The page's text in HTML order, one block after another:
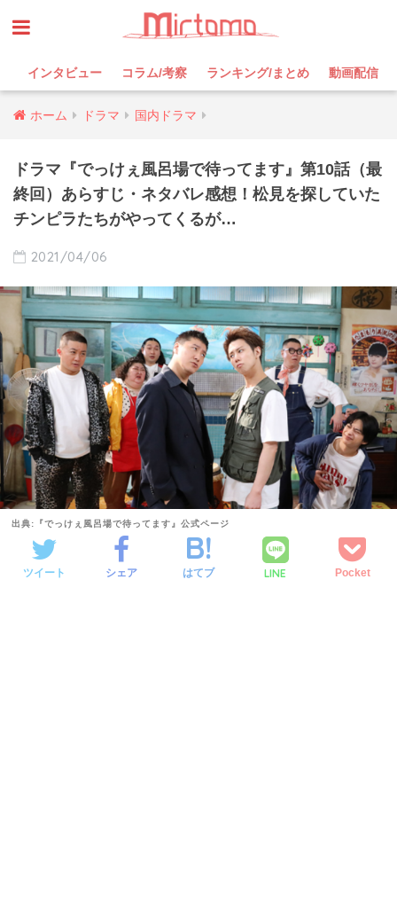
インタビュー コラム/考察 ランキング/まとめ 動画配信
ホーム ドラマ 国内ドラマ
ドラマ『でっけぇ風呂場で待ってます』第10話（最
終回）あらすじ・ネタバレ感想！松見を探していた
チンピラたちがやってくるが…
2021/04/06
出典:『でっけぇ風呂場で待ってます』公式ページ
ツイート シェア はてブ LINE Pocket